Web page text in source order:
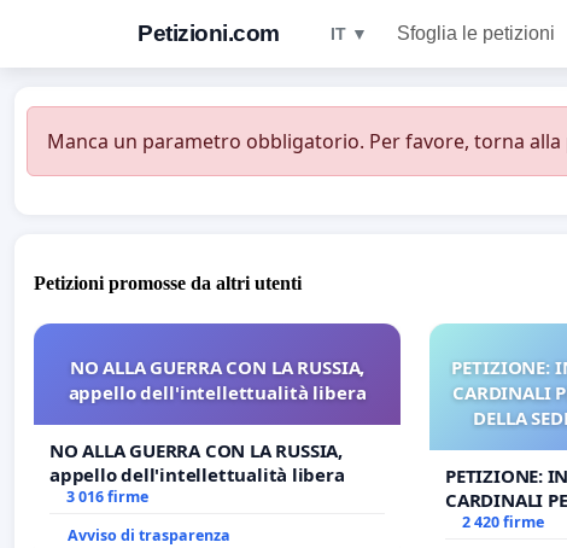
Petizioni.com IT ▼ Sfoglia le petizioni
Manca un parametro obbligatorio. Per favore, torna
Petizioni promosse da altri utenti
NO ALLA GUERRA CON LA RUSSIA,
appello dell'intellettualità libera
NO ALLA GUERRA CON LA RUSSIA,
appello dell'intellettualità libera
3 016 firme
Avviso di trasparenza
PETIZIONE:
CARDINALI
DELLA
PETIZIONE:
CARDINALI
DELLA SEDE
2 420 firme